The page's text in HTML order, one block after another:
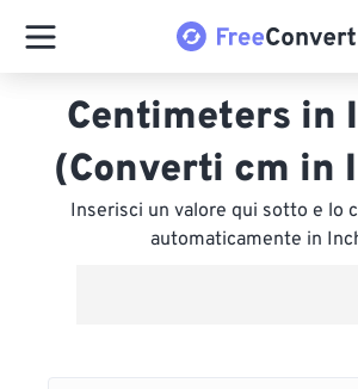
Centimeters in
(Converti cm in
Inserisci un valore qui sotto e lo
automaticamente in